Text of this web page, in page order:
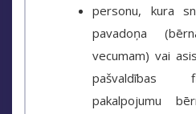
personu, kura
pavadoņa
vecumam) vai
pašvaldības
pakalpojumu